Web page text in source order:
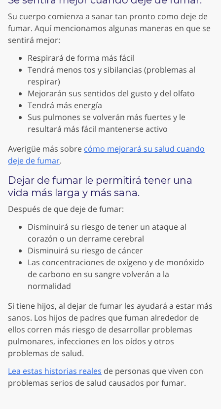
Su cuerpo comienza a sanar tan pronto como deje de
fumar. Aquí mencionamos algunas maneras en que se
sentirá mejor:
Respirará de forma más fácil
Tendrá menos tos y sibilancias (problemas al
respirar)
Mejorarán sus sentidos del gusto y del olfato
Tendrá más energía
Sus pulmones se volverán más fuertes y le
resultará más fácil mantenerse activo
Averigüe más sobre cómo mejorará su salud cuando
deje de fumar.
Dejar de fumar le permitirá tener una
vida más larga y más sana.
Después de que deje de fumar:
Disminuirá su riesgo de tener un ataque al
corazón o un derrame cerebral
Disminuirá su riesgo de cáncer
Las concentraciones de oxígeno y de monóxido
de carbono en su sangre volverán a la
normalidad
Si tiene hijos, al dejar de fumar les ayudará a estar más
sanos. Los hijos de padres que fuman alrededor de
ellos corren más riesgo de desarrollar problemas
pulmonares, infecciones en los oídos y otros
problemas de salud.
Lea estas historias reales de personas que viven con
problemas serios de salud causados por fumar.